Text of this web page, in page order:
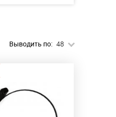
Выводить по: 48